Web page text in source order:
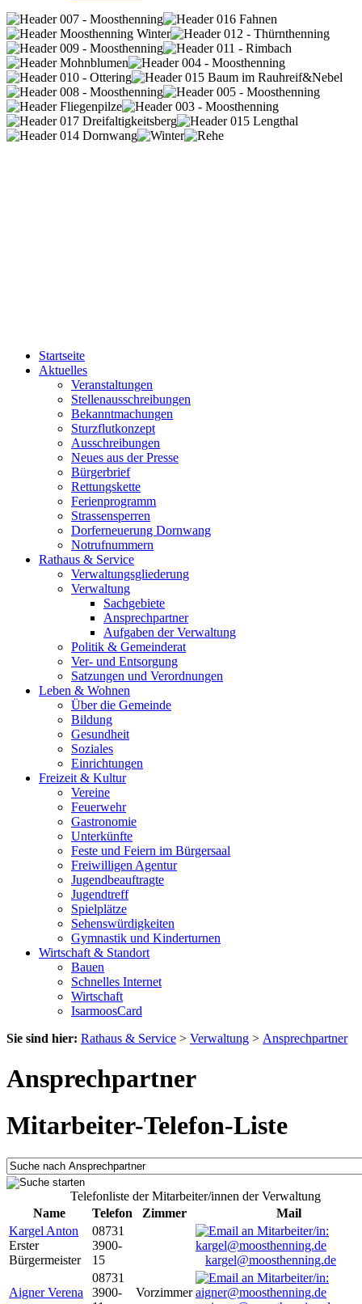
Startseite
Aktuelles
Veranstaltungen
Stellenausschreibungen
Bekanntmachungen
Sturzflutkonzept
Ausschreibungen
Neues aus der Presse
Bürgerbrief
Rettungskette
Ferienprogramm
Strassensperren
Dorferneuerung Dornwang
Notrufnummern
Rathaus & Service
Verwaltungsgliederung
Verwaltung
Sachgebiete
Ansprechpartner
Aufgaben der Verwaltung
Politik & Gemeinderat
Ver- und Entsorgung
Satzungen und Verordnungen
Leben & Wohnen
Über die Gemeinde
Bildung
Gesundheit
Soziales
Einrichtungen
Freizeit & Kultur
Vereine
Feuerwehr
Gastronomie
Unterkünfte
Feste und Feiern im Bürgersaal
Freiwilligen Agentur
Jugendbeauftragte
Jugendtreff
Spielplätze
Sehenswürdigkeiten
Gymnastik und Kinderturnen
Wirtschaft & Standort
Bauen
Schnelles Internet
Wirtschaft
IsarmoosCard
Sie sind hier: Rathaus & Service > Verwaltung > Ansprechpartner
Ansprechpartner
Mitarbeiter-Telefon-Liste
Telefonliste der Mitarbeiter/innen der Verwaltung
Name
Telefon Zimmer
Mail
Kargel Anton
Erster
Bürgermeister
08731
3900-
15
kargel@moosthenning.de
Aigner Verena
08731
3900-
Vorzimmer